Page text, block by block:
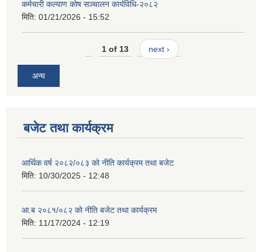
कर्मचारी कल्याण कोष सञ्चालन कार्यविधि-२०८२
मिति: 01/21/2026 - 15:52
1 of 13 next ›
अन्य
बजेट तथा कार्यक्रम
आर्थिक वर्ष २०८२/०८३ को नीति कार्यक्रम तथा बजेट
मिति: 10/30/2025 - 12:48
आ.ब २०८१/०८२ को नीति बजेट तथा कार्यक्रम
मिति: 11/17/2024 - 12:19